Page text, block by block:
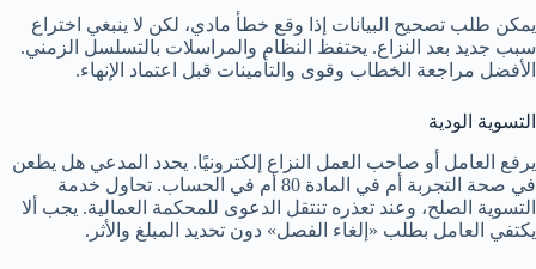
يمكن طلب تصحيح البيانات إذا وقع خطأ مادي، لكن لا ينبغي اختراع
سبب جديد بعد النزاع. يحتفظ النظام والمراسلات بالتسلسل الزمني.
الأفضل مراجعة الخطاب وقوى والتأمينات قبل اعتماد الإنهاء.
التسوية الودية
يرفع العامل أو صاحب العمل النزاع إلكترونيًا. يحدد المدعي هل يطعن
في صحة التجربة أم في المادة 80 أم في الحساب. تحاول خدمة
التسوية الصلح، وعند تعذره تنتقل الدعوى للمحكمة العمالية. يجب ألا
يكتفي العامل بطلب «إلغاء الفصل» دون تحديد المبلغ والأثر.